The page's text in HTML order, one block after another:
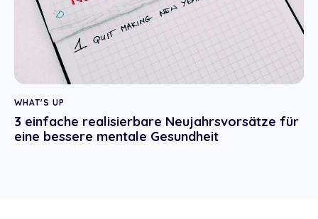
WHAT'S UP
3 einfache realisierbare Neujahrsvorsätze für
eine bessere mentale Gesundheit